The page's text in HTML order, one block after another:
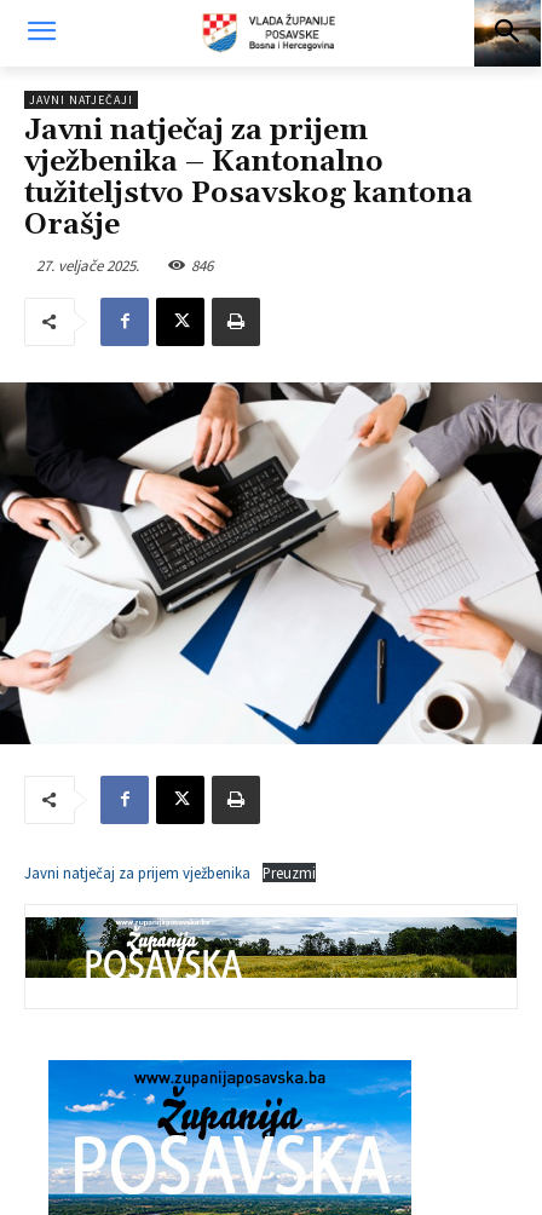
JAVNI NATJEČAJI
Javni natječaj za prijem
vježbenika – Kantonalno
tužiteljstvo Posavskog kantona
Orašje
27. veljače 2025. 846
Javni natječaj za prijem vježbenika Preuzmi